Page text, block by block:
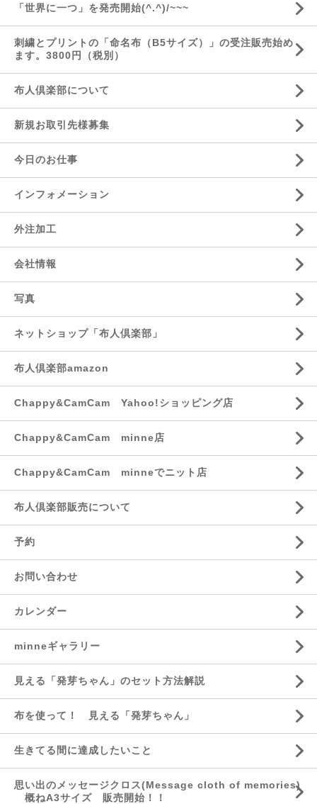
「世界に一つ」を発売開始(^.^)/~~~
刺繍とプリントの「命名布（B5サイズ）」の受注販売始め
ます。3800円（税別）
布人倶楽部について
新規お取引先様募集
今日のお仕事
インフォメーション
外注加工
会社情報
写真
ネットショップ「布人倶楽部」
布人倶楽部amazon
Chappy&CamCam Yahoo!ショッピング店
Chappy&CamCam minne店
Chappy&CamCam minneでニット店
布人倶楽部販売について
予約
お問い合わせ
カレンダー
minneギャラリー
見える「発芽ちゃん」のセット方法解説
布を使って！ 見える「発芽ちゃん」
生きてる間に達成したいこと
思い出のメッセージクロス(Message cloth of memories)
概ねA3サイズ 販売開始！！